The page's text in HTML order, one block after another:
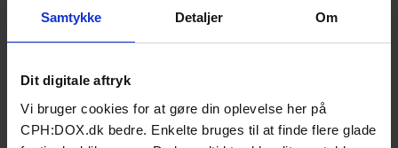
Samtykke Detaljer Om
Dit digitale aftryk
Vi bruger cookies for at gøre din oplevelse her på
CPH:DOX.dk bedre. Enkelte bruges til at finde flere glade